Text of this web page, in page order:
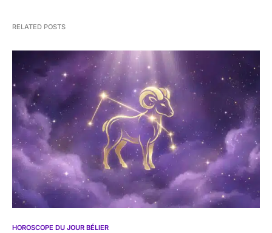
RELATED POSTS
HOROSCOPE DU JOUR BÉLIER